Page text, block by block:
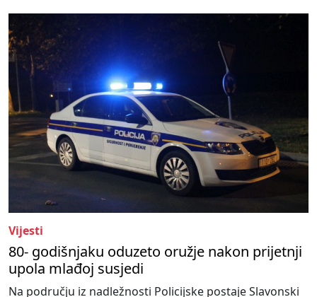
Vijesti
80- godišnjaku oduzeto oružje nakon prijetnji
upola mlađoj susjedi
Na području iz nadležnosti Policijske postaje Slavonski